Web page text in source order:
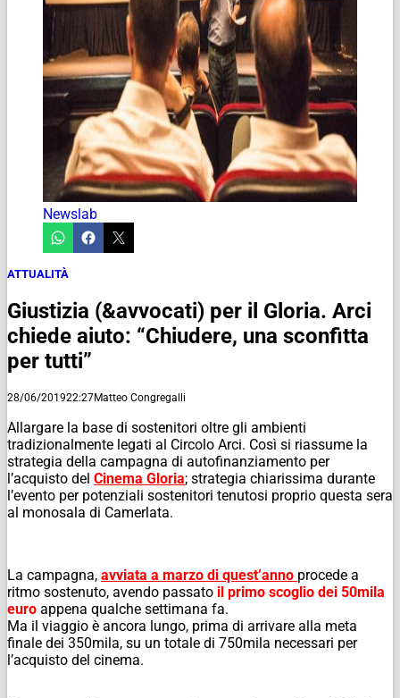
Newslab
ATTUALITÀ
Giustizia (&avvocati) per il Gloria. Arci
chiede aiuto: “Chiudere, una sconfitta
per tutti”
28/06/201922:27Matteo Congregalli
Allargare la base di sostenitori oltre gli ambienti
tradizionalmente legati al Circolo Arci. Così si riassume la
strategia della campagna di autofinanziamento per
l’acquisto del Cinema Gloria; strategia chiarissima durante
l’evento per potenziali sostenitori tenutosi proprio questa sera
al monosala di Camerlata.
La campagna, avviata a marzo di quest’anno procede a
ritmo sostenuto, avendo passato il primo scoglio dei 50mila
euro appena qualche settimana fa.
Ma il viaggio è ancora lungo, prima di arrivare alla meta
finale dei 350mila, su un totale di 750mila necessari per
l’acquisto del cinema.